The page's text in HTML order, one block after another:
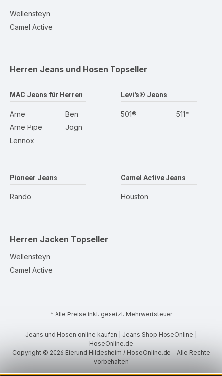
Wellensteyn
Camel Active
Herren Jeans und Hosen Topseller
MAC Jeans für Herren
Arne
Arne Pipe
Lennox
Ben
Jogn
Levi's® Jeans
501® 511™
Pioneer Jeans
Rando
Camel Active Jeans
Houston
Herren Jacken Topseller
Wellensteyn
Camel Active
* Alle Preise inkl. gesetzl. Mehrwertsteuer
Jeans und Hosen online kaufen | Jeans Shop HoseOnline |
HoseOnline.de
Copyright © 2026 Eierund Hildesheim / HoseOnline.de - Alle Rechte
vorbehalten